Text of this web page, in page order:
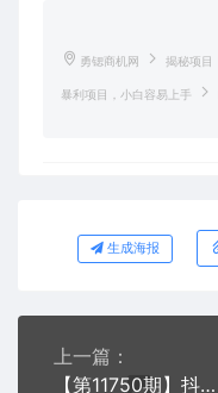
勇锶商机网 揭秘项目
暴利项目，小白容易上手
生成海报
上一篇：
【第11750期】抖音小程序无人直播，一天躺赚3000+，0粉手机可搭建